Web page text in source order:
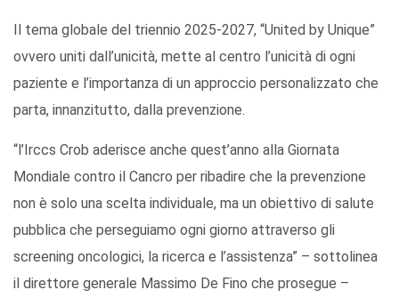
Il tema globale del triennio 2025-2027, “United by Unique”
ovvero uniti dall’unicità, mette al centro l’unicità di ogni
paziente e l’importanza di un approccio personalizzato che
parta, innanzitutto, dalla prevenzione.
“l’Irccs Crob aderisce anche quest’anno alla Giornata
Mondiale contro il Cancro per ribadire che la prevenzione
non è solo una scelta individuale, ma un obiettivo di salute
pubblica che perseguiamo ogni giorno attraverso gli
screening oncologici, la ricerca e l’assistenza” – sottolinea
il direttore generale Massimo De Fino che prosegue –